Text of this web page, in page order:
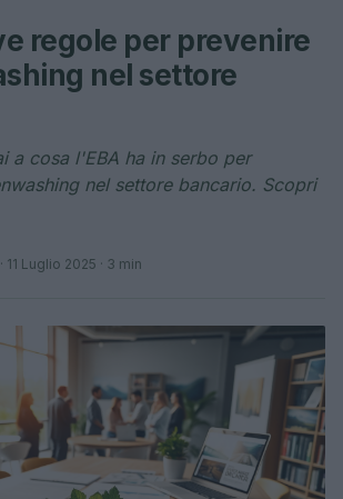
regole per prevenire
nel settore
a cosa l'EBA ha in serbo per
nel settore bancario. Scopri
· 11 Luglio 2025 · 3 min